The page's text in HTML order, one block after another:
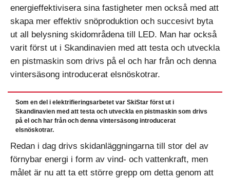
energieffektivisera sina fastigheter men också med att
skapa mer effektiv snöproduktion och succesivt byta
ut all belysning skidområdena till LED. Man har också
varit först ut i Skandinavien med att testa och utveckla
en pistmaskin som drivs på el och har från och denna
vintersäsong introducerat elsnöskotrar.
Som en del i elektrifieringsarbetet var SkiStar först ut i
Skandinavien med att testa och utveckla en pistmaskin som drivs
på el och har från och denna vintersäsong introducerat
elsnöskotrar.
Redan i dag drivs skidanläggningarna till stor del av
förnybar energi i form av vind- och vattenkraft, men
målet är nu att ta ett större grepp om detta genom att